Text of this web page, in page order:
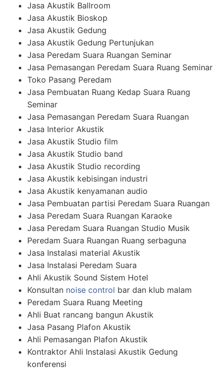
Jasa Akustik Ballroom
Jasa Akustik Bioskop
Jasa Akustik Gedung
Jasa Akustik Gedung Pertunjukan
Jasa Peredam Suara Ruangan Seminar
Jasa Pemasangan Peredam Suara Ruang Seminar
Toko Pasang Peredam
Jasa Pembuatan Ruang Kedap Suara Ruang
Seminar
Jasa Pemasangan Peredam Suara Ruangan
Jasa Interior Akustik
Jasa Akustik Studio film
Jasa Akustik Studio band
Jasa Akustik Studio recording
Jasa Akustik kebisingan industri
Jasa Akustik kenyamanan audio
Jasa Pembuatan partisi Peredam Suara Ruangan
Jasa Peredam Suara Ruangan Karaoke
Jasa Peredam Suara Ruangan Studio Musik
Peredam Suara Ruangan Ruang serbaguna
Jasa Instalasi material Akustik
Jasa Instalasi Peredam Suara
Ahli Akustik Sound Sistem Hotel
Konsultan noise control bar dan klub malam
Peredam Suara Ruang Meeting
Ahli Buat rancang bangun Akustik
Jasa Pasang Plafon Akustik
Ahli Pemasangan Plafon Akustik
Kontraktor Ahli Instalasi Akustik Gedung
konferensi